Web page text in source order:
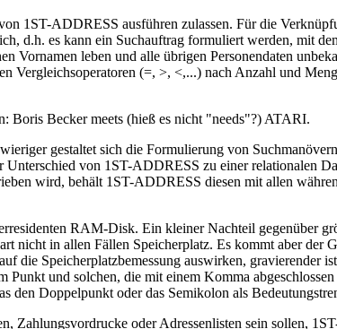
1ST-ADDRESS ausführen zulassen. Für die
d.h. es kann ein Suchauftrag formuliert werden, mit
Vornamen leben und alle übrigen Personendaten
Vergleichsoperatoren (=, >, <,...) nach Anzahl und
Boris Becker meets (hieß es nicht "needs"?) ATARI.
gestaltet sich die Formulierung von
von 1ST-ADDRESS zu einer relationalen
wird, behält 1ST-ADDRESS diesen mit allen
RAM-Disk. Ein kleiner Nachteil gegenüber
nicht in allen Fällen Speicherplatz. Es kommt aber
die Speicherplatzbemessung auswirken,
Punkt und solchen, die mit einem Komma
den Doppelpunkt oder das Semikolon als
Zahlungsvordrucke oder Adressenlisten sein sollen,